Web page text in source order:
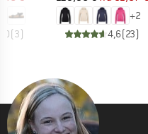
(3)
+2
4,6(23)